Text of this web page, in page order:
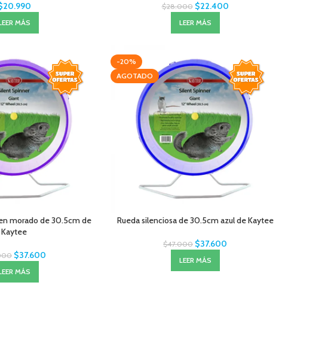
20.990
MÁS
$28.000 $22.400
LEER MÁS
morado de 30.5cm de
Kaytee
$37.600
MÁS
-20%
AGOTADO
Rueda silenciosa de 30.5cm azul de Kaytee
$47.000 $37.600
LEER MÁS